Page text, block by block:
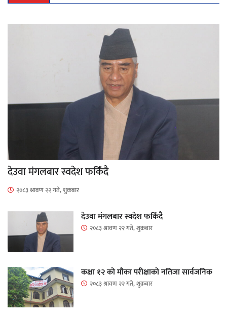
देउवा मंगलबार स्वदेश फर्किंदै
२०८३ श्रावण २२ गते, शुक्रबार
देउवा मंगलबार स्वदेश फर्किंदै
२०८३ श्रावण २२ गते, शुक्रबार
कक्षा १२ को मौका परीक्षाको नतिजा सार्वजनिक
२०८३ श्रावण २२ गते, शुक्रबार